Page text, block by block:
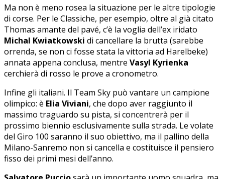
Ma non è meno rosea la situazione per le altre tipologie
di corse. Per le Classiche, per esempio, oltre al già citato
Thomas amante del pavé, c’è la voglia dell’ex iridato
Michal Kwiatkowski di cancellare la brutta (sarebbe
orrenda, se non ci fosse stata la vittoria ad Harelbeke)
annata appena conclusa, mentre Vasyl Kyrienka
cerchierà di rosso le prove a cronometro.
Infine gli italiani. Il Team Sky può vantare un campione
olimpico: è Elia Viviani, che dopo aver raggiunto il
massimo traguardo su pista, si concentrerà per il
prossimo biennio esclusivamente sulla strada. Le volate
del Giro 100 saranno il suo obiettivo, ma il pallino della
Milano-Sanremo non si cancella e costituisce il pensiero
fisso dei primi mesi dell’anno.